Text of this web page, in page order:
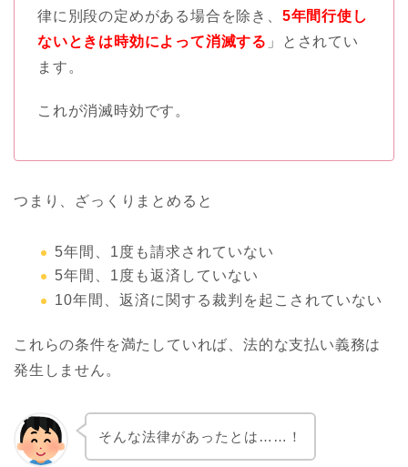
律に別段の定めがある場合を除き、 5年間行使し
ないときは時効によって消滅する 」とされてい
ます。
これが消滅時効です。
つまり、ざっくりまとめると
5年間、1度も請求されていない
5年間、1度も返済していない
10年間、返済に関する裁判を起こされていない
これらの条件を満たしていれば、法的な支払い義務は
発生しません。
そんな法律があったとは……！